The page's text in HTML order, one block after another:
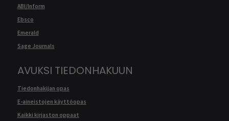
ABI/Inform
Ebsco
Emerald
Sage Journals
AVUKSI TIEDONHAKUUN
Tiedonhakijan opas
E-aineistojen käyttöopas
Kaikki kirjaston oppaat